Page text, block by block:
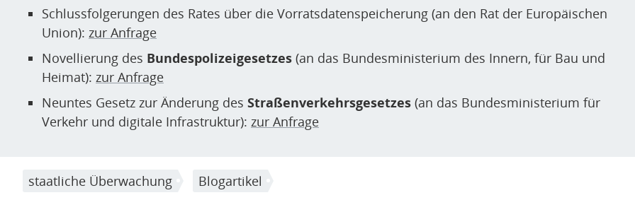
Schlussfolgerungen des Rates über die Vorratsdatenspeicherung (an den Rat der Europäischen
Union): zur Anfrage
Novellierung des Bundespolizeigesetzes (an das Bundesministerium des Innern, für Bau und
Heimat): zur Anfrage
Neuntes Gesetz zur Änderung des Straßenverkehrsgesetzes (an das Bundesministerium für
Verkehr und digitale Infrastruktur): zur Anfrage
staatliche Überwachung Blogartikel